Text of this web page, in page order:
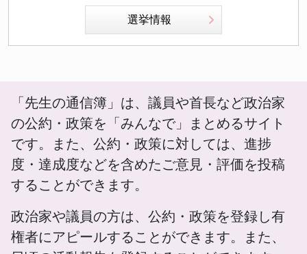
選挙情報
「先生の通信簿」は、議員や首長など政治家
の公約・政策を「みんなで」まとめるサイト
です。また、公約・政策に対しては、進捗
度・達成度などを含めたご意見・評価を投稿
することができます。
政治家や議員の方は、公約・政策を登録し有
権者にアピールすることができます。また、